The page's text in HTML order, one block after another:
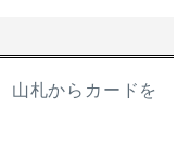
山札からカードを